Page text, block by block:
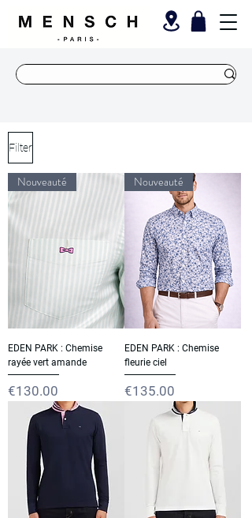
Filter
Nouveauté
EDEN PARK : Chemise
rayée vert amande
Price
€130.00
Nouveauté
EDEN PARK : Chemise
fleurie ciel
Price
€135.00